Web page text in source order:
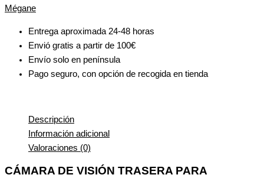
Mégane
Entrega aproximada 24-48 horas
Envió gratis a partir de 100€
Envío solo en península
Pago seguro, con opción de recogida en tienda
Descripción
Información adicional
Valoraciones (0)
CÁMARA DE VISIÓN TRASERA PARA